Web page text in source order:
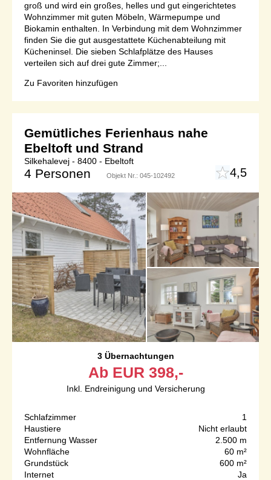
groß und wird ein großes, helles und gut eingerichtetes
Wohnzimmer mit guten Möbeln, Wärmepumpe und
Biokamin enthalten. In Verbindung mit dem Wohnzimmer
finden Sie die gut ausgestattete Küchenabteilung mit
Kücheninsel. Die sieben Schlafplätze des Hauses
verteilen sich auf drei gute Zimmer;...
Zu Favoriten hinzufügen
Gemütliches Ferienhaus nahe
Ebeltoft und Strand
Silkehalevej - 8400 - Ebeltoft
4 Personen Objekt Nr.: 045-102492 4,5
3 Übernachtungen
Ab EUR 398,-
Inkl. Endreinigung und Versicherung
Schlafzimmer
1
Haustiere
Nicht erlaubt
Entfernung Wasser
2.500 m
Wohnfläche
60 m²
Grundstück
600 m²
Internet
Ja